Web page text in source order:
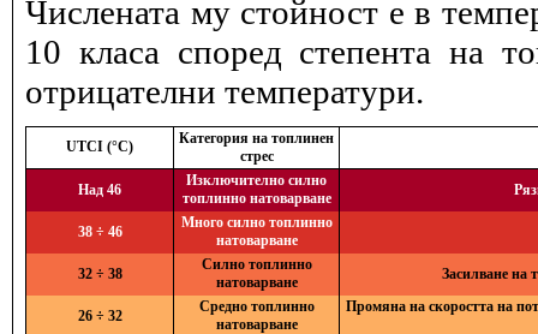
Числената му стойност е в
10 класа според степента на
отрицателни температури.
UTCI (°C)
Категория на топлинен
стрес
Над 46
Изключително силно
топлинно натоварване
38 ÷ 46
Много силно топлинно
натоварване
32 ÷ 38
Силно топлинно
натоварване
Засилване на
26 ÷ 32
Средно топлинно
натоварване
Промяна на скоростта на